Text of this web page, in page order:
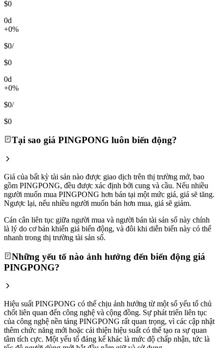
$0
0d
+0%
$0/
$0
0d
+0%
$0/
$0
Tại sao giá PINGPONG luôn biến động?
Giá của bất kỳ tài sản nào được giao dịch trên thị trường mở, bao
gồm PINGPONG, đều được xác định bởi cung và cầu. Nếu nhiều
người muốn mua PINGPONG hơn bán tại một mức giá, giá sẽ tăng.
Ngược lại, nếu nhiều người muốn bán hơn mua, giá sẽ giảm.
Cán cân liên tục giữa người mua và người bán tài sản số này chính
là lý do cơ bản khiến giá biến động, và đôi khi diễn biến này có thể
nhanh trong thị trường tài sản số.
Những yếu tố nào ảnh hưởng đến biến động giá
PINGPONG?
Hiệu suất PINGPONG có thể chịu ảnh hưởng từ một số yếu tố chủ
chốt liên quan đến công nghệ và cộng đồng. Sự phát triển liên tục
của công nghệ nền tảng PINGPONG rất quan trọng, vì các cập nhật
thêm chức năng mới hoặc cải thiện hiệu suất có thể tạo ra sự quan
tâm tích cực. Một yếu tố đáng kể khác là mức độ chấp nhận, tức là